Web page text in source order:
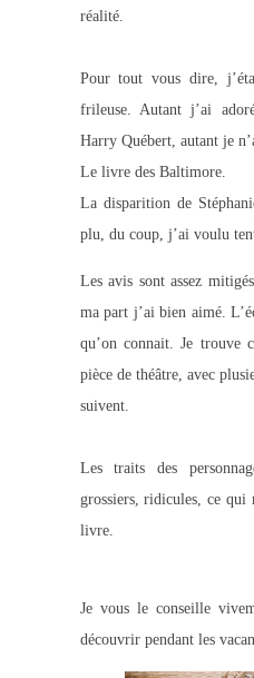
réalité.
Pour tout vous dire,
frileuse. Autant j’ai
Harry Québert, autant je
Le livre des Baltimore.
La disparition de
plu, du coup, j’ai voulu
Les avis sont assez
ma part j’ai bien aimé.
qu’on connait. Je trouve
pièce de théâtre, avec
suivent.
Les traits des
grossiers, ridicules, ce qui
livre.
Je vous le conseille
découvrir pendant les